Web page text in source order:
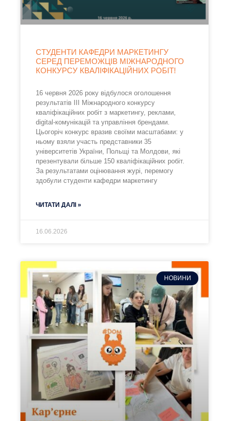
СТУДЕНТИ КАФЕДРИ МАРКЕТИНГУ
СЕРЕД ПЕРЕМОЖЦІВ МІЖНАРОДНОГО
КОНКУРСУ КВАЛІФІКАЦІЙНИХ РОБІТ!
16 червня 2026 року відбулося оголошення
результатів III Міжнародного конкурсу
кваліфікаційних робіт з маркетингу, реклами,
digital-комунікацій та управління брендами.
Цьогоріч конкурс вразив своїми масштабами: у
ньому взяли участь представники 35
університетів України, Польщі та Молдови, які
презентували більше 150 кваліфікаційних робіт.
За результатами оцінювання журі, перемогу
здобули студенти кафедри маркетингу
ЧИТАТИ ДАЛІ »
16.06.2026
НОВИНИ